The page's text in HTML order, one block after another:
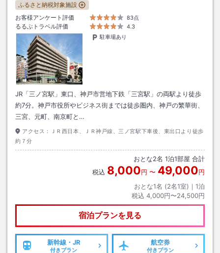
ふるさと納税対象施設
お客様アンケート評価
83点
るるぶトラベル評価
4.3
駐車場あり
JR「三ノ宮駅」東口、神戸市営地下鉄「三宮駅」の両駅より徒歩
約7分。神戸市役所やビジネス街までは徒歩圏内、神戸の繁華街、
三宮、元町、南京町と…
アクセス：
ＪＲ西日本、ＪＲ神戸線、三ノ宮駅下車後、東出口より徒歩
約７分
おとな2名 1泊1部屋 合計
税込 8,000円 〜 49,000円
おとな1名 (2名1室)｜ 1泊
税込 4,000円〜24,500円
宿泊プランを見る
新幹線・JR
付きプラン
航空券
付きプラン